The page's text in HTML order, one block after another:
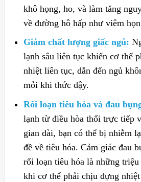
khô họng, ho, và làm tăng
về đường hô hấp như viêm
Giảm chất lượng giấc ngủ:
lạnh sâu liên tục khiến cơ thể
nhiệt liên tục, dẫn đến ngủ
mỏi khi thức dậy.
Rối loạn tiêu hóa và đau
lạnh từ điều hòa thổi trực tiếp
gian dài, bạn có thể bị nhiễm
đề về tiêu hóa. Cảm giác đau
rối loạn tiêu hóa là những
khi cơ thể phải chịu đựng